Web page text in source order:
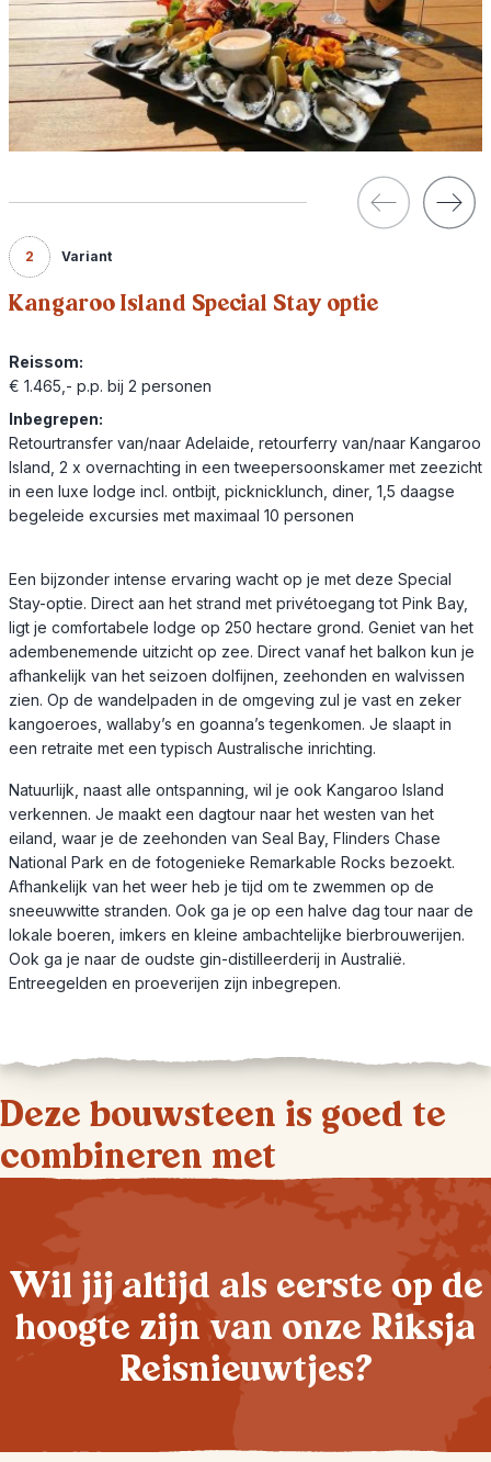
2 Variant
Kangaroo Island Special Stay optie
Reissom:
€ 1.465,- p.p. bij 2 personen
Inbegrepen:
Retourtransfer van/naar Adelaide, retourferry van/naar Kangaroo
Island, 2 x overnachting in een tweepersoonskamer met zeezicht
in een luxe lodge incl. ontbijt, picknicklunch, diner, 1,5 daagse
begeleide excursies met maximaal 10 personen
Een bijzonder intense ervaring wacht op je met deze Special
Stay-optie. Direct aan het strand met privétoegang tot Pink Bay,
ligt je comfortabele lodge op 250 hectare grond. Geniet van het
adembenemende uitzicht op zee. Direct vanaf het balkon kun je
afhankelijk van het seizoen dolfijnen, zeehonden en walvissen
zien. Op de wandelpaden in de omgeving zul je vast en zeker
kangoeroes, wallaby’s en goanna’s tegenkomen. Je slaapt in
een retraite met een typisch Australische inrichting.
Natuurlijk, naast alle ontspanning, wil je ook Kangaroo Island
verkennen. Je maakt een dagtour naar het westen van het
eiland, waar je de zeehonden van Seal Bay, Flinders Chase
National Park en de fotogenieke Remarkable Rocks bezoekt.
Afhankelijk van het weer heb je tijd om te zwemmen op de
sneeuwwitte stranden. Ook ga je op een halve dag tour naar de
lokale boeren, imkers en kleine ambachtelijke bierbrouwerijen.
Ook ga je naar de oudste gin-distilleerderij in Australië.
Entreegelden en proeverijen zijn inbegrepen.
Deze bouwsteen is goed te
combineren met
Wil jij altijd als eerste op de
hoogte zijn van onze Riksja
Reisnieuwtjes?